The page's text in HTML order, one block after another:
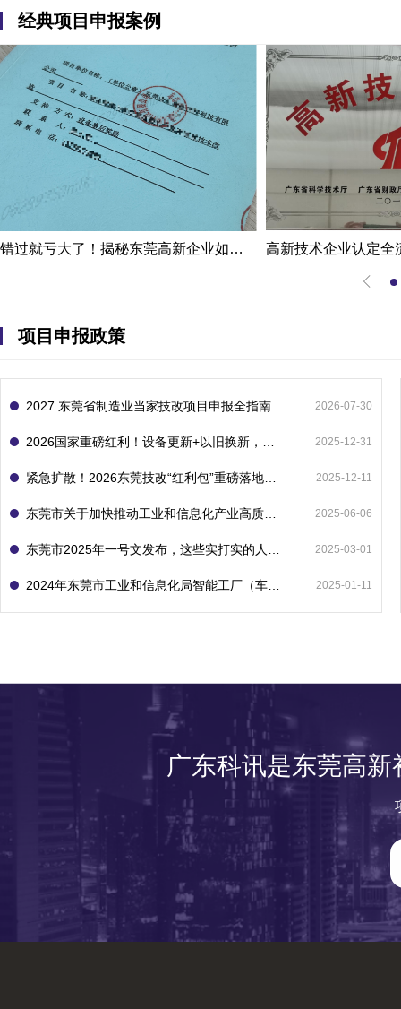
经典项目申报案例
错过就亏大了！揭秘东莞高新企业如何轻松拿下省级技术改造项目300万补贴
项目申报政策
2026-07-30
2025-12-31
2025-12-11
2025-06-06
2025-03-01
2025-01-11
广东科讯是东莞高